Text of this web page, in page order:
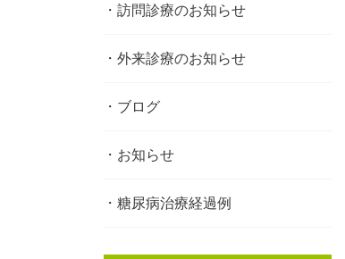
訪問診療のお知らせ
外来診療のお知らせ
ブログ
お知らせ
糖尿病治療経過例